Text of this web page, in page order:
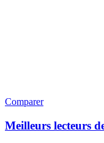
Comparer
Meilleurs lecteurs